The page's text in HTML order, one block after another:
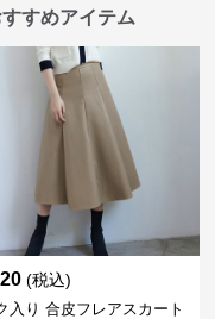
すめアイテム
(税込)
入り 合皮フレアスカート